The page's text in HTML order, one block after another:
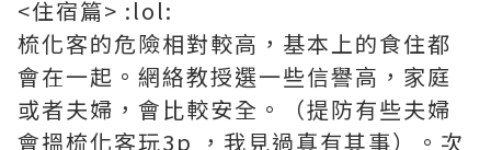
<住宿篇> :lol:
梳化客的危險相對較高，基本上的食住都
會在一起。網絡教授選一些信譽高，家庭
或者夫婦，會比較安全。（提防有些夫婦
會搵梳化客玩3p ，我見過真有其事）。次